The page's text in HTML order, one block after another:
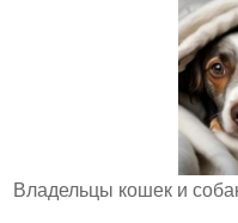
Владельцы кошек и